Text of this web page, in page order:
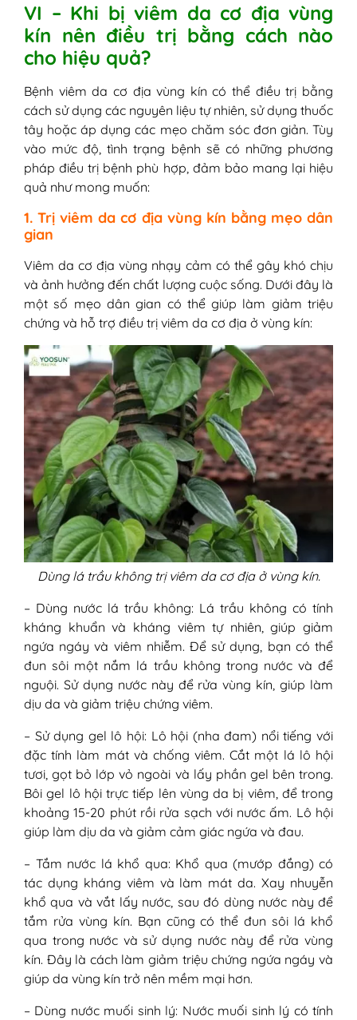
VI – Khi bị viêm da cơ địa vùng
kín nên điều trị bằng cách nào
cho hiệu quả?
Bệnh viêm da cơ địa vùng kín có thể điều trị bằng
cách sử dụng các nguyên liệu tự nhiên, sử dụng thuốc
tây hoặc áp dụng các mẹo chăm sóc đơn giản. Tùy
vào mức độ, tình trạng bệnh sẽ có những phương
pháp điều trị bệnh phù hợp, đảm bảo mang lại hiệu
quả như mong muốn:
1. Trị viêm da cơ địa vùng kín bằng mẹo dân
gian
Viêm da cơ địa vùng nhạy cảm có thể gây khó chịu
và ảnh hưởng đến chất lượng cuộc sống. Dưới đây là
một số mẹo dân gian có thể giúp làm giảm triệu
chứng và hỗ trợ điều trị viêm da cơ địa ở vùng kín:
Dùng lá trầu không trị viêm da cơ địa ở vùng kín.
– Dùng nước lá trầu không: Lá trầu không có tính
kháng khuẩn và kháng viêm tự nhiên, giúp giảm
ngứa ngáy và viêm nhiễm. Để sử dụng, bạn có thể
đun sôi một nắm lá trầu không trong nước và để
nguội. Sử dụng nước này để rửa vùng kín, giúp làm
dịu da và giảm triệu chứng viêm.
– Sử dụng gel lô hội: Lô hội (nha đam) nổi tiếng với
đặc tính làm mát và chống viêm. Cắt một lá lô hội
tươi, gọt bỏ lớp vỏ ngoài và lấy phần gel bên trong.
Bôi gel lô hội trực tiếp lên vùng da bị viêm, để trong
khoảng 15-20 phút rồi rửa sạch với nước ấm. Lô hội
giúp làm dịu da và giảm cảm giác ngứa và đau.
– Tắm nước lá khổ qua: Khổ qua (mướp đắng) có
tác dụng kháng viêm và làm mát da. Xay nhuyễn
khổ qua và vắt lấy nước, sau đó dùng nước này để
tắm rửa vùng kín. Bạn cũng có thể đun sôi lá khổ
qua trong nước và sử dụng nước này để rửa vùng
kín. Đây là cách làm giảm triệu chứng ngứa ngáy và
giúp da vùng kín trở nên mềm mại hơn.
– Dùng nước muối sinh lý: Nước muối sinh lý có tính